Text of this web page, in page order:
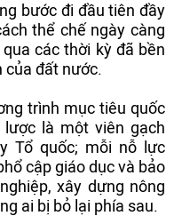
bước đi đầu tiên đầy
thể chế ngày càng
các thời kỳ đã bền
của đất nước.
trình mục tiêu quốc
là một viên gạch
Tổ quốc; mỗi nỗ lực
cập giáo dục và bảo
xây dựng nông
ai bị bỏ lại phía sau.